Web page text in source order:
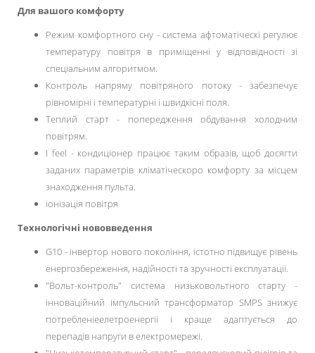
Для вашого комфорту
Режим комфортного сну - система афтоматіческі регулює
температуру повітря в приміщенні у відповідності зі
спеціальним алгоритмом.
Контроль напряму повітряного потоку - забезпечує
рівномірні і температурні і швидкісні поля.
Теплий старт - попередження обдування холодним
повітрям.
I feel - кондиціонер працює таким образів, щоб досягти
заданих параметрів кліматіческоро комфорту за місцем
знаходження пульта.
іонізація повітря
Технологічні нововведення
G10 - інвертор нового покоління, істотно підвищує рівень
енергозбереження, надійності та зручності експлуатації.
"Вольт-контроль" система низьковольтного старту -
інноваційний імпульсний трансформатор SMPS знижує
потребленіеелетроенергіі і краще адаптується до
перепадів напруги в електромережі.